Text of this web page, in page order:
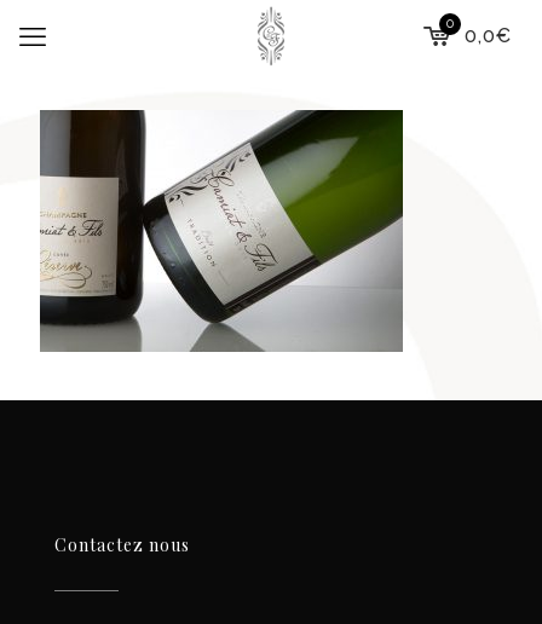
0
0,0€
Contactez nous